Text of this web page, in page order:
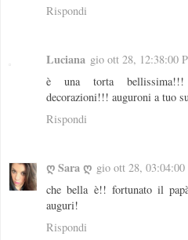
Rispondi
Luciana gio ott 28, 12:38:00
è una torta bellissima!!!
decorazioni!!! auguroni a tuo
Rispondi
ღ Sara ღ gio ott 28,
che bella è!! fortunato il
auguri!
Rispondi